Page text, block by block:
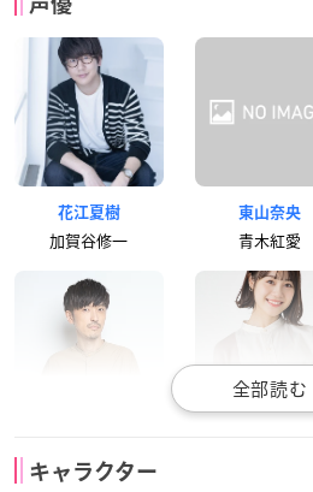
花江夏樹
加賀谷修一
東山奈央
青木紅愛
宇宙人
キャラクター